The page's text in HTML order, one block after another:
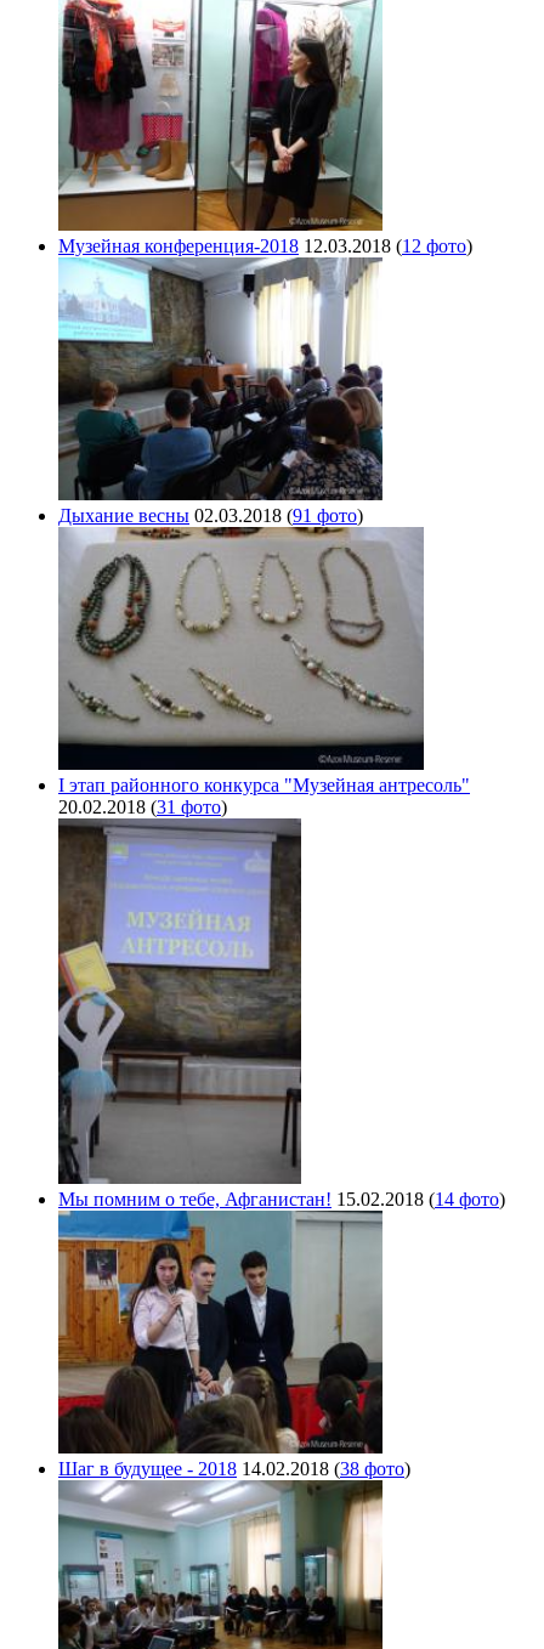
Музейная конференция-2018 12.03.2018 (12 фото)
Дыхание весны 02.03.2018 (91 фото)
I этап районного конкурса "Музейная антресоль"
20.02.2018 (31 фото)
Мы помним о тебе, Афганистан! 15.02.2018 (14 фото)
Шаг в будущее - 2018 14.02.2018 (38 фото)